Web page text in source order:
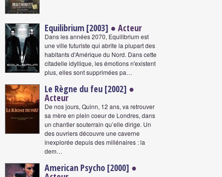
Equilibrium [2003] ● Acteur
Dans les années 2070, Equilibrium est
une ville futuriste qui abrite la plupart des
habitants d'Amérique du Nord. Dans cette
citadelle idyllique, les émotions n'existent
plus, elles sont supprimées pa…
Le Règne du feu [2002] ●
Acteur
De nos jours, Quinn, 12 ans, va retrouver
sa mère en plein coeur de Londres, dans
un chantier souterrain qu’elle dirige. Un
des ouvriers découvre une caverne
inexplorée depuis des millénaires : la
dem…
American Psycho [2000] ●